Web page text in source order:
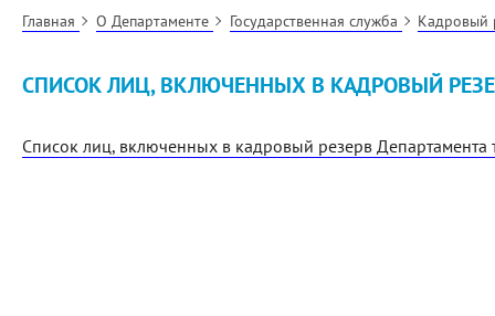
Главная О Департаменте Государственная служба Кадровый
СПИСОК ЛИЦ, ВКЛЮЧЕННЫХ В КАДРОВЫЙ
Список лиц, включенных в кадровый резерв Департамента